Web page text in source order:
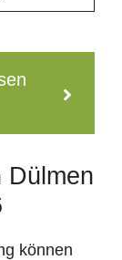
Dülmen
können